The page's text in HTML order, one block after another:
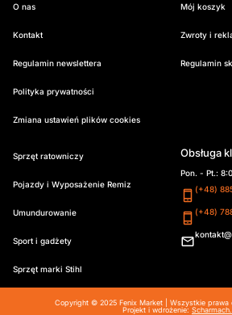
O nas
Kontakt
Regulamin newslettera
Polityka prywatności
Zmiana ustawień plików cookies
Mój koszyk
Zwroty i
Regulamin
Sprzęt ratowniczy
Pojazdy i Wyposażenie Remiz
Umundurowanie
Sport i gadżety
Sprzęt marki Stihl
Obsługa
Pon. - Pt.:
(+48)
(+48)
Copyright © 2025 Fenix Market | Wszystkie prawa
Projekt i wdrożenie: